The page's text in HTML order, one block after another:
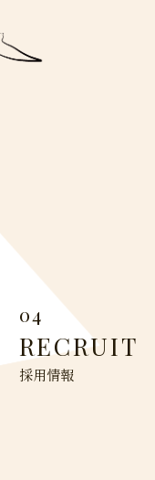
04
RECRUIT
採用情報